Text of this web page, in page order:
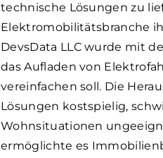
technische Lösungen zu
Elektromobilitätsbranche
DevsData LLC wurde mit
das Aufladen von
vereinfachen soll. Die
Lösungen kostspielig,
Wohnsituationen
ermöglichte es